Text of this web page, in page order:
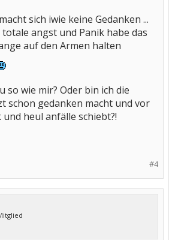
sich iwie keine Gedanken ...
angst und Panik habe das
auf den Armen halten
so wie mir? Oder bin ich die
schon gedanken macht und vor
heul anfälle schiebt?!
#4